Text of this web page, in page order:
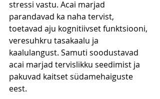
stressi vastu. Acai marjad
parandavad ka naha tervist,
toetavad aju kognitiivset funktsiooni,
veresuhkru tasakaalu ja
kaalulangust. Samuti soodustavad
acai marjad tervislikku seedimist ja
pakuvad kaitset südamehaiguste
eest.